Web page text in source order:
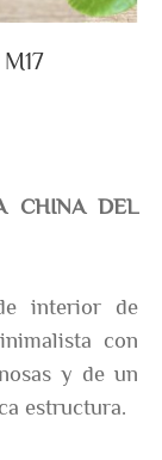
CHINA DEL
interior de
con
y de un
estructura.